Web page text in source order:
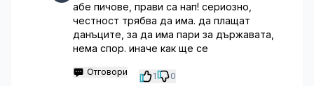
абе пичове, прави са нап! сериозно,
честност трябва да има. да плащат
данъците, за да има пари за държавата,
нема спор. иначе как ще се
Отговори 1 0